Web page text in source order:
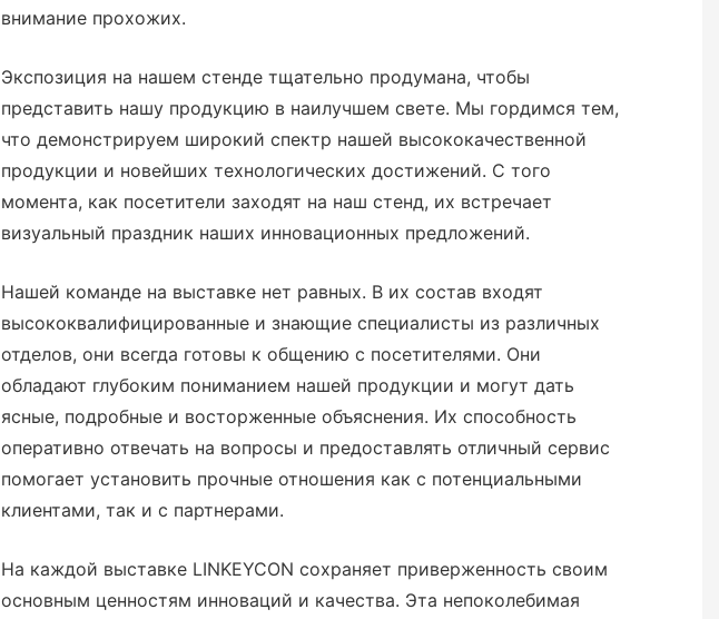
внимание прохожих.
Экспозиция на нашем стенде тщательно продумана, чтобы
представить нашу продукцию в наилучшем свете. Мы гордимся тем,
что демонстрируем широкий спектр нашей высококачественной
продукции и новейших технологических достижений. С того
момента, как посетители заходят на наш стенд, их встречает
визуальный праздник наших инновационных предложений.
Нашей команде на выставке нет равных. В их состав входят
высококвалифицированные и знающие специалисты из различных
отделов, они всегда готовы к общению с посетителями. Они
обладают глубоким пониманием нашей продукции и могут дать
ясные, подробные и восторженные объяснения. Их способность
оперативно отвечать на вопросы и предоставлять отличный сервис
помогает установить прочные отношения как с потенциальными
клиентами, так и с партнерами.
На каждой выставке LINKEYCON сохраняет приверженность своим
основным ценностям инноваций и качества. Эта непоколебимая